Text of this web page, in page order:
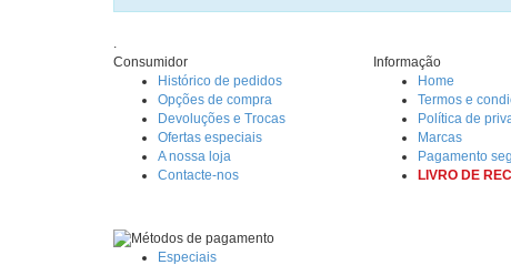
.
Consumidor
Histórico de pedidos
Opções de compra
Devoluções e Trocas
Ofertas especiais
A nossa loja
Contacte-nos
Informação
Home
Termos e
Política de
Marcas
Pagamento
LIVRO DE
Especiais